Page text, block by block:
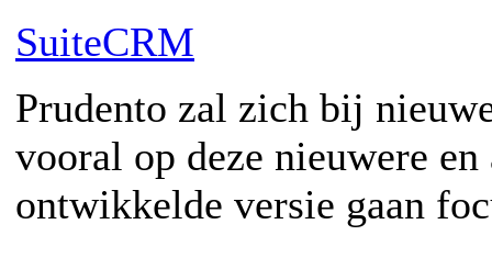
SuiteCRM
Prudento zal zich bij
vooral op deze nieuwere
ontwikkelde versie gaan